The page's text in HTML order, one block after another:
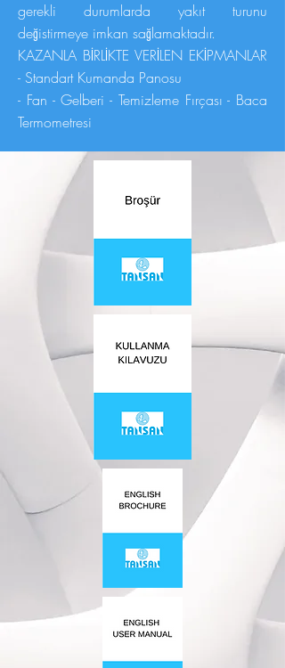
gerekli durumlarda yakıt turunu
değistirmeye imkan sağlamaktadır.
KAZANLA BİRLİKTE VERİLEN EKİPMANLAR
- Standart Kumanda Panosu
- Fan - Gelberi - Temizleme Fırçası - Baca
Termometresi